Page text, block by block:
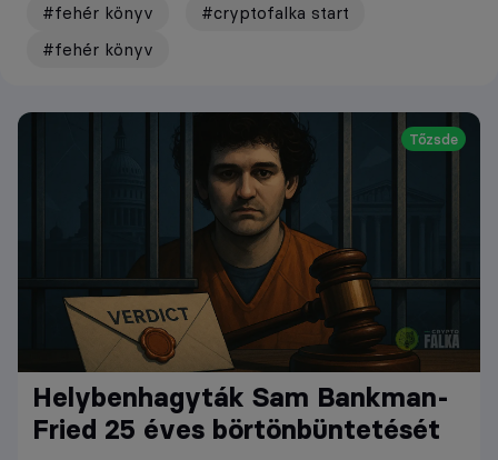
#fehér könyv
#cryptofalka start
#fehér könyv
Tőzsde
Helybenhagyták Sam Bankman-
Fried 25 éves börtönbüntetését